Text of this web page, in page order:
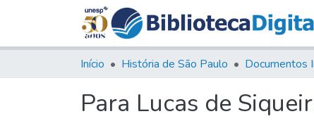
Início História de São Paulo Documentos
Para Lucas de